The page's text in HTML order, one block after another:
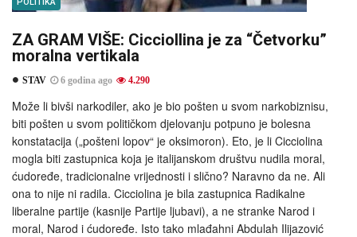
ZA GRAM VIŠE: Cicciollina je za “Četvorku”
moralna vertikala
STAV 6 godina ago 4.290
Može li bivši narkodiler, ako je bio pošten u svom narkobiznisu,
biti pošten u svom političkom djelovanju potpuno je bolesna
konstatacija („pošteni lopov“ je oksimoron). Eto, je li Cicciolina
mogla biti zastupnica koja je italijanskom društvu nudila moral,
ćudoređe, tradicionalne vrijednosti i slično? Naravno da ne. Ali
ona to nije ni radila. Cicciolina je bila zastupnica Radikalne
liberalne partije (kasnije Partije ljubavi), a ne stranke Narod i
moral, Narod i ćudoređe. Isto tako mlađahni Abdulah Ilijazović